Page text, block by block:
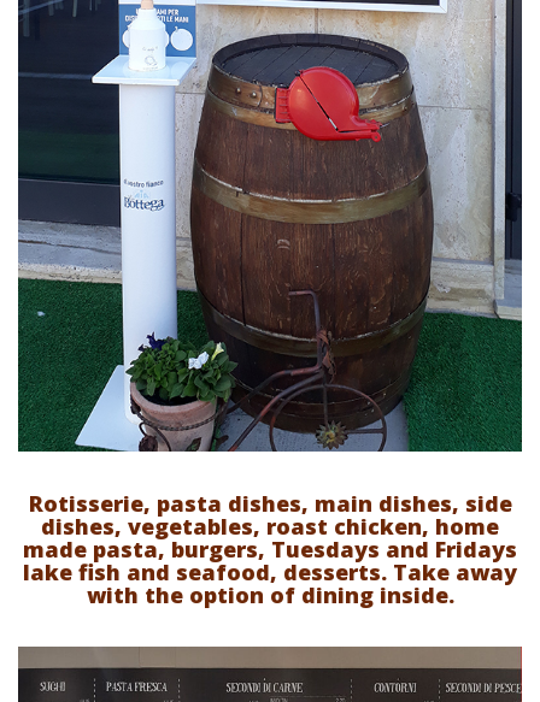
Rotisserie, pasta dishes, main dishes, side
dishes, vegetables, roast chicken, home
made pasta, burgers, Tuesdays and Fridays
lake fish and seafood, desserts. Take away
with the option of dining inside.